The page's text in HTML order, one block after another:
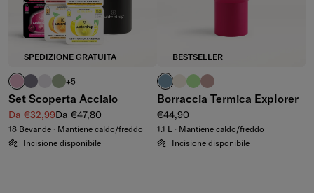
SPEDIZIONE GRATUITA
rosa pastello
violaviola pastello
oliva
+5
Set Scoperta Acciaio
Prezzo di vendita
Da €32,99Prezzo regolare
Da €47,80
18 Bevande · Mantiene caldo/freddo
Incisione disponibile
BESTSELLER
blu cielo
bianco inverno
verde waterdrop®
rosa antico
Borraccia Termica Explorer
Prezzo regolare
€44,90
1.1 L · Mantiene caldo/freddo
Incisione disponibile